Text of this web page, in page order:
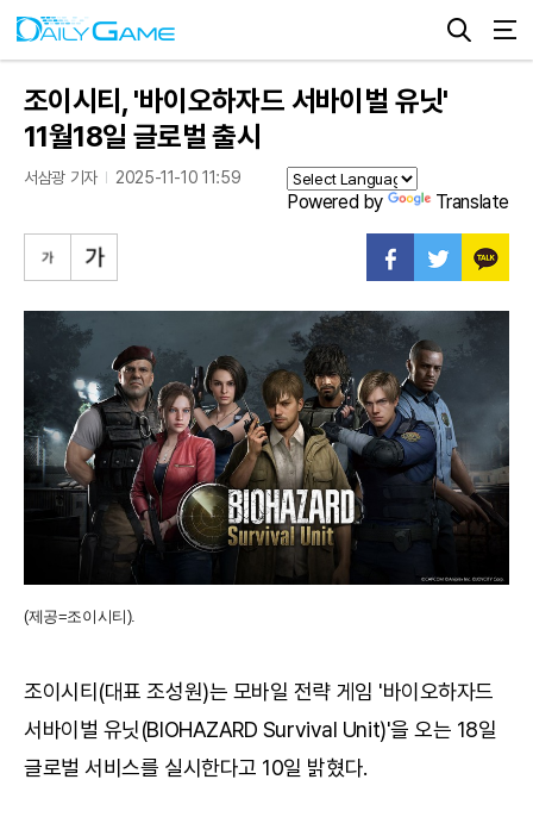
조이시티, '바이오하자드 서바이벌 유닛'
11월18일 글로벌 출시
서삼광 기자 2025-11-10 11:59
Powered by Translate
(제공=조이시티).
조이시티(대표 조성원)는 모바일 전략 게임 '바이오하자드
서바이벌 유닛(BIOHAZARD Survival Unit)'을 오는 18일
글로벌 서비스를 실시한다고 10일 밝혔다.